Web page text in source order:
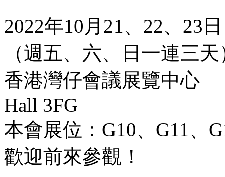
2022年10月21、22、23日
（週五、六、日一連三天
香港灣仔會議展覽中心
Hall 3FG
本會展位：G10、G11、
歡迎前來參觀！